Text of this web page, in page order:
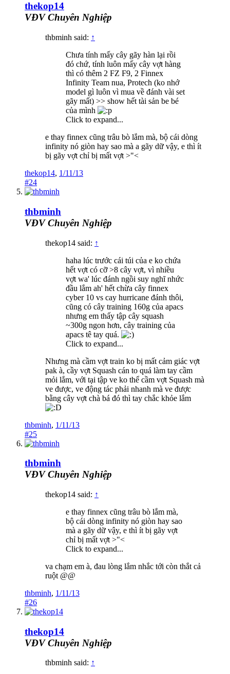
thekop14
VĐV Chuyên Nghiệp
thbminh said: ↑
Chưa tính mấy cây gãy hàn lại rồi
đó chứ, tính luôn mấy cây vợt hàng
thì có thêm 2 FZ F9, 2 Finnex
Infinity Team nua, Protech (ko nhớ
model gì luôn vì mua về đánh vài set
gãy mất) >> show hết tài sản be bé
của mình
Click to expand...
e thay finnex cũng trâu bò lắm mà, bộ cái dòng
infinity nó giòn hay sao mà a gãy dữ vậy, e thì ít
bị gãy vợt chỉ bị mất vợt >"<
thekop14, 1/11/13
#24
thbminh
VĐV Chuyên Nghiệp
thekop14 said: ↑
haha lúc trước cái túi của e ko chứa
hết vợt có cỡ >8 cây vợt, vì nhiều
vợt wa' lúc đánh ngồi suy nghĩ nhức
đầu lắm ah' hết chừa cây finnex
cyber 10 vs cay hurricane đánh thôi,
cũng có cây training 160g của apacs
nhưng em thấy tập cây squash
~300g ngon hơn, cây training của
apacs tê tay quá.
Click to expand...
Nhưng mà cầm vợt train ko bị mất cảm giác vợt
pak à, cầy vợt Squash cán to quá làm tay cầm
mỏi lắm, với tại tập ve ko thể cầm vợt Squash mà
ve được, ve động tác phải nhanh mà ve được
bằng cây vợt chà bá đó thì tay chắc khỏe lắm
thbminh, 1/11/13
#25
thbminh
VĐV Chuyên Nghiệp
thekop14 said: ↑
e thay finnex cũng trâu bò lắm mà,
bộ cái dòng infinity nó giòn hay sao
mà a gãy dữ vậy, e thì ít bị gãy vợt
chỉ bị mất vợt >"<
Click to expand...
va chạm em à, đau lòng lắm nhắc tới còn thắt cả
ruột @@
thbminh, 1/11/13
#26
thekop14
VĐV Chuyên Nghiệp
thbminh said: ↑